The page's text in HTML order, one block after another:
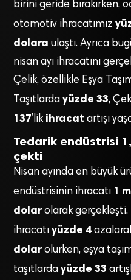
birini geride bırakırken,
otomotiv ihracatımız
dolara ulaştı. Ayrıca
nisan ayı ihracatını
Çelik, özellikle Eşya
Taşıtlardayüzde 33,
137’lik ihracat artışı
Tedarik endüstrisi
çekti
Nisan ayında en büyük
endüstrisinin ihracatı 1
dolarolarak gerçekleşti.
ihracatıyüzde 4
dolarolurken, eşya
taşıtlardayüzde 33